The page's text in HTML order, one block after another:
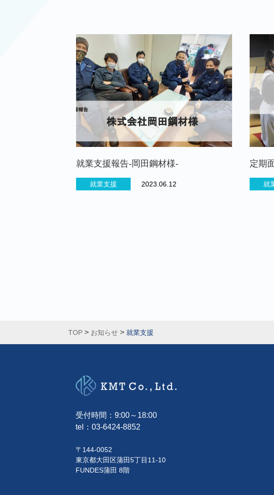
就業支援報告-岡田鋼材様-
就業支援 2023.06.12
定期
就
TOP > お知らせ > 就業支援
受付時間：9:00～18:00
tel： 03-6424-8852
〒144-0052
東京都大田区蒲田5丁目11-10
FUNDES蒲田 8階